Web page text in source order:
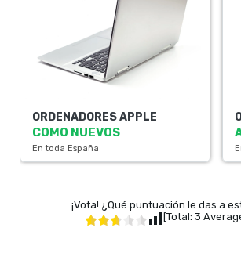
ORDENADORES APPLE
COMO NUEVOS
En toda España
¡Vota! ¿Qué puntuación le das a
[Total: 3